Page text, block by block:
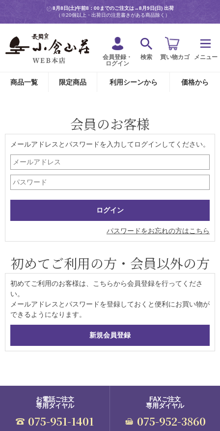
8月8日(土)午前8：00までのご注文は→8月9日(日) 出荷
（※20個以上・出荷日の注意書きがある商品除く）
会員登録・
ログイン
検索 買い物カゴ メニュー
商品一覧 限定商品 利用シーンから 価格から
会員のお客様
メールアドレスとパスワードを入力してログインしてください。
パスワードをお忘れの方はこちら
初めてご利用の方・会員以外の方
初めてご利用のお客様は、こちらから会員登録を行ってくださ
い。
メールアドレスとパスワードを登録しておくと便利にお買い物が
できるようになります。
お電話ご注文
専用ダイヤル
075-951-1401
FAXご注文
専用ダイヤル
075-952-3860